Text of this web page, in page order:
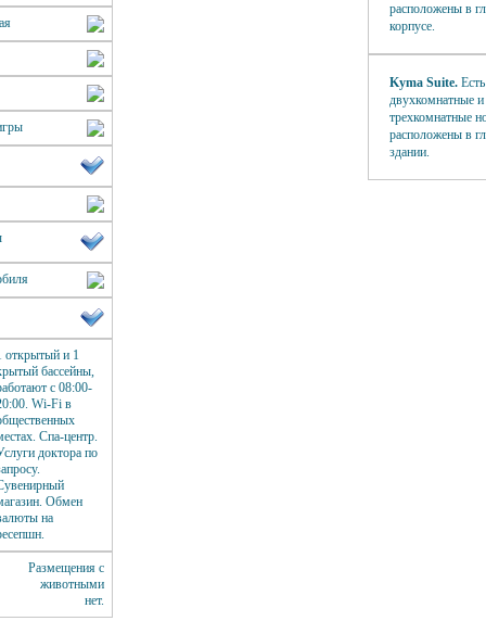
открытый и 1
бассейны,
с 08:00-
Wi-Fi в
Спа-центр.
доктора по
Обмен
на
Размещения с
животными
нет.
расположены в
корпусе.
Kyma Suite. Есть
двухкомнатные и
трехкомнатные
расположены в
здании.